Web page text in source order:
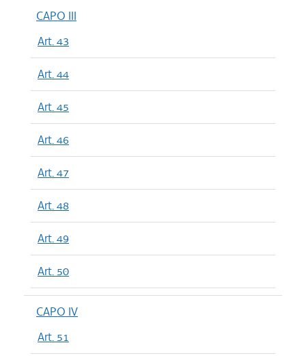
CAPO III
Art. 43
Art. 44
Art. 45
Art. 46
Art. 47
Art. 48
Art. 49
Art. 50
CAPO IV
Art. 51